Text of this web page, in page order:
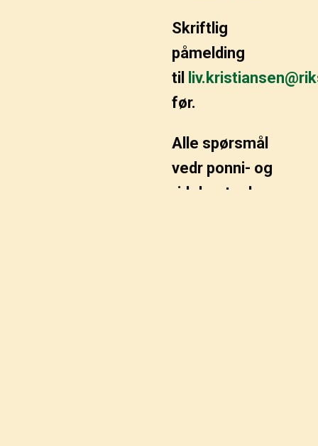
Skriftlig
påmelding
til
før.
Alle spørsmål
vedr ponni- og
ridehestgaloppen